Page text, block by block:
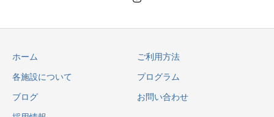
ホーム ご利用方法
各施設について プログラム
ブログ お問い合わせ